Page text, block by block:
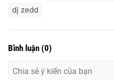
dj zedd
Bình luận (0)